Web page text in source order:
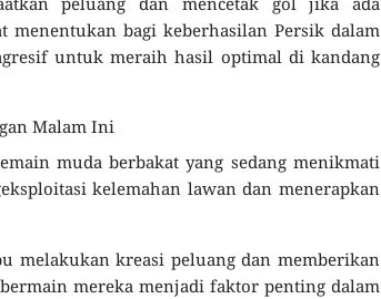
menentukan bagi keberhasilan Persik dalam
untuk meraih hasil optimal di kandang
Malam Ini
muda berbakat yang sedang menikmati
kelemahan lawan dan menerapkan
melakukan kreasi peluang dan memberikan
mereka menjadi faktor penting dalam